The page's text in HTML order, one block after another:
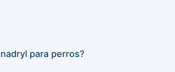
para perros?